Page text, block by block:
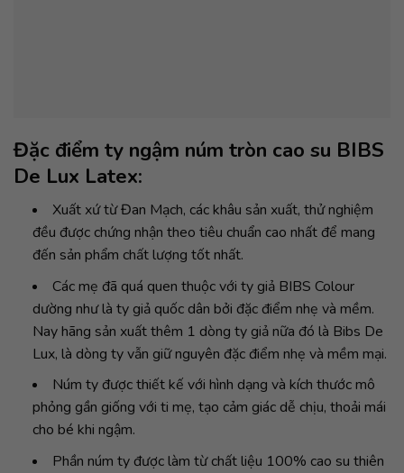
Đặc điểm ty ngậm núm tròn cao su BIBS
De Lux Latex:
Xuất xứ từ Đan Mạch, các khâu sản xuất, thử nghiệm
đều được chứng nhận theo tiêu chuẩn cao nhất để mang
đến sản phẩm chất lượng tốt nhất.
Các mẹ đã quá quen thuộc với ty giả BIBS Colour
dường như là ty giả quốc dân bởi đặc điểm nhẹ và mềm.
Nay hãng sản xuất thêm 1 dòng ty giả nữa đó là Bibs De
Lux, là dòng ty vẫn giữ nguyên đặc điểm nhẹ và mềm mại.
Núm ty được thiết kế với hình dạng và kích thước mô
phỏng gần giống với ti mẹ, tạo cảm giác dễ chịu, thoải mái
cho bé khi ngậm.
Phần núm ty được làm từ chất liệu 100% cao su thiên